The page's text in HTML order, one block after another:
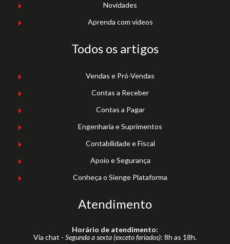
Novidades
Aprenda com vídeos
Todos os artigos
Vendas e Pró-Vendas
Contas a Receber
Contas a Pagar
Engenharia e Suprimentos
Contabilidade e Fiscal
Apoio e Segurança
Conheça o Sienge Plataforma
Atendimento
Horário de atendimento:
Via chat - Segunda a sexta (exceto feriados): 8h as 18h.